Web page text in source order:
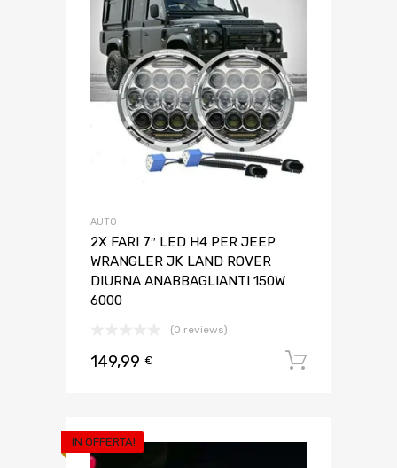
AUTO
2X FARI 7″ LED H4 PER JEEP
WRANGLER JK LAND ROVER
DIURNA ANABBAGLIANTI 150W
6000
(0 reviews)
149,99 €
IN OFFERTA!